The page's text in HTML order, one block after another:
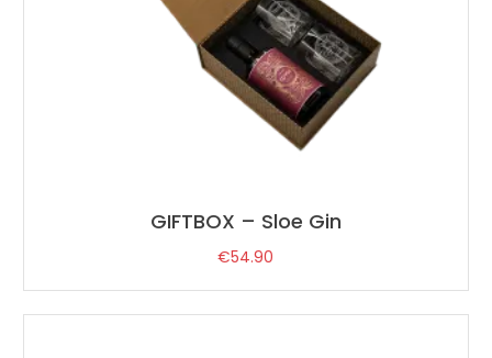
GIFTBOX – Sloe Gin
€54.90